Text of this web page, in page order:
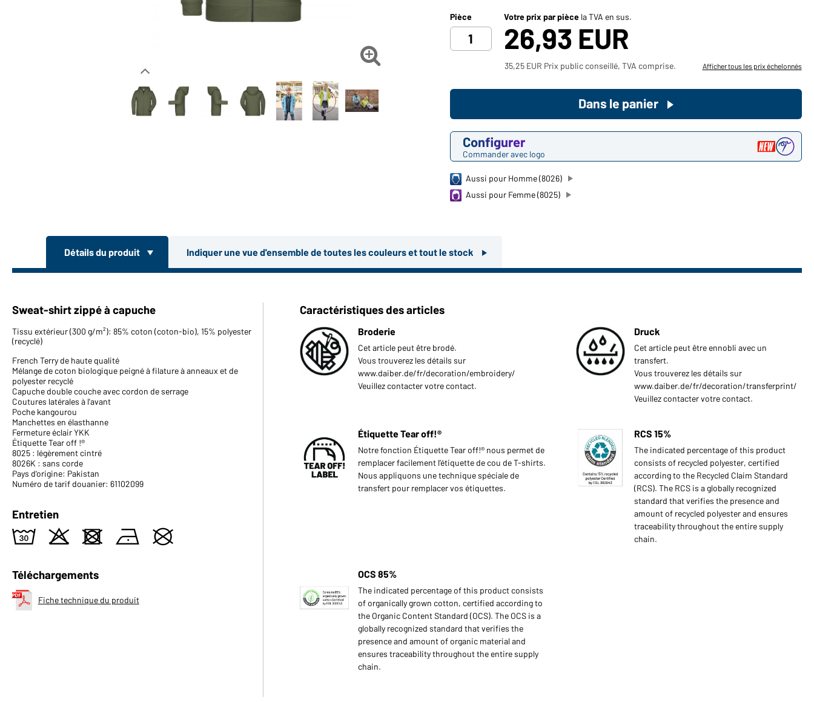
produits pour votre besoin privé?

Pièce Votre prix par pièce la TVA en sus.
26,93 EUR
35,25 EUR Prix public conseillé, TVA comprise. Afficher tous les prix échelonnés
Configurer
Commander avec logo
Dans le panier
Aussi pour Homme (8026)
Aussi pour Femme (8025)
Détails du produit Indiquer une vue d'ensemble de toutes les couleurs et tout le stock
Sweat-shirt zippé à capuche
Tissu extérieur (300 g/m²): 85% coton (coton-bio), 15% polyester
(recyclé)
French Terry de haute qualité
Mélange de coton biologique peigné à filature à anneaux et de
polyester recyclé
Capuche double couche avec cordon de serrage
Coutures latérales à l'avant
Poche kangourou
Manchettes en élasthanne
Fermeture éclair YKK
Étiquette Tear off !®
8025 : légèrement cintré
8026K : sans corde
Pays d'origine: Pakistan
Numéro de tarif douanier: 61102099
Entretien
w o d n U
Téléchargements
Fiche technique du produit
Caractéristiques des articles
Broderie
Cet article peut être brodé.
Vous trouverez les détails sur
www.daiber.de/fr/decoration/embroidery/
Veuillez contacter votre contact.
Druck
Cet article peut être ennobli avec un
transfert.
Vous trouverez les détails sur
www.daiber.de/fr/decoration/transferprint/
Veuillez contacter votre contact.
Étiquette Tear off!®
Notre fonction Étiquette Tear off!® nous permet de
remplacer facilement l’étiquette de cou de T-shirts.
Nous appliquons une technique spéciale de
transfert pour remplacer vos étiquettes.
RCS 15%
The indicated percentage of this product
consists of recycled polyester, certified
according to the Recycled Claim Standard
(RCS). The RCS is a globally recognized
standard that verifies the presence and
amount of recycled polyester and ensures
traceability throughout the entire supply
chain.
OCS 85%
The indicated percentage of this product consists
of organically grown cotton, certified according to
the Organic Content Standard (OCS). The OCS is a
globally recognized standard that verifies the
presence and amount of organic material and
ensures traceability throughout the entire supply
chain.